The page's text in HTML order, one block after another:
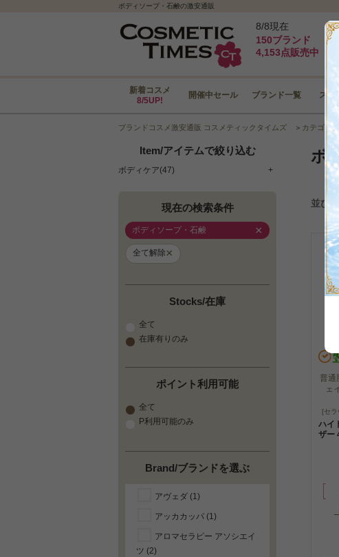
ボディソープ・石鹸の激安通販
8/8現在
150ブランド
4,153点販売中
最
新着コスメ
8/5UP!
開催中セール ブランド一覧 スキ
ブランドコスメ激安通販 コスメティックタイムズ ＞ カテゴリ
Item/アイテムで絞り込む
ボディケア(47) +
現在の検索条件
ボディソープ・石鹸 ×
全て解除×
Stocks/在庫
全て
在庫有りのみ
ポイント利用可能
全て
P利用可能のみ
Brand/ブランドを選ぶ
アヴェダ (1)
アッカカッパ (1)
アロマセラピー アソシエイ
ツ (2)
ボ
並び替
普通
ェ
普
ェ
[セラ
ハイ
ザー